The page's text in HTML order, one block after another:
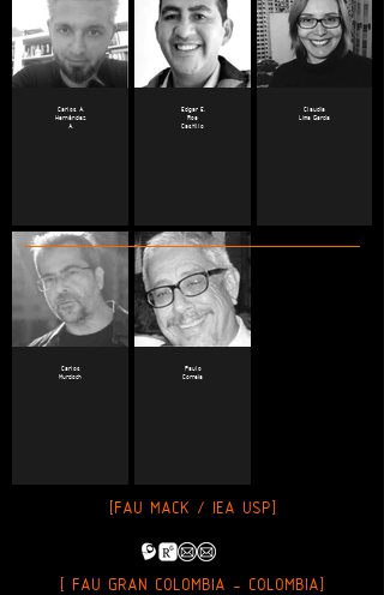
Carlos A.
Hernández
A.
Edgar E.
Roa
Castillo
Claudia
Lima Garcia
Carlos
Murdoch
Paulo
Correia
[FAU MACK / IEA USP]
[ FAU GRAN COLOMBIA - COLOMBIA]